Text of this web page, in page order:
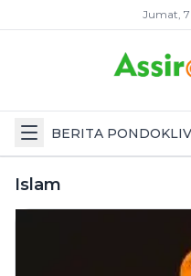
Jumat,
BERITA PONDOK
Islam